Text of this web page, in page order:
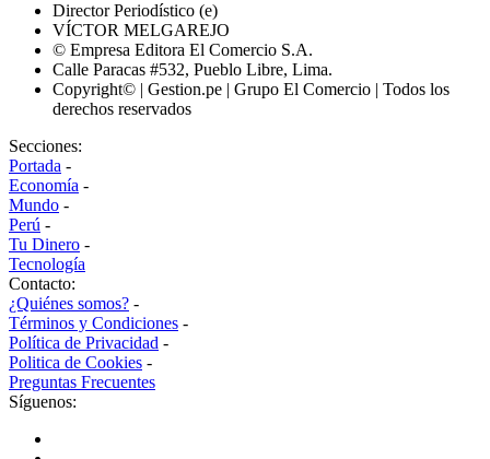
Director Periodístico (e)
VÍCTOR MELGAREJO
© Empresa Editora El Comercio S.A.
Calle Paracas #532, Pueblo Libre, Lima.
Copyright© | Gestion.pe | Grupo El Comercio | Todos los
derechos reservados
Secciones:
Portada -
Economía -
Mundo -
Perú -
Tu Dinero -
Tecnología
Contacto:
¿Quiénes somos? -
Términos y Condiciones -
Política de Privacidad -
Politica de Cookies -
Preguntas Frecuentes
Síguenos: